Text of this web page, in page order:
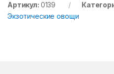
Артикул: 0139
Экзотические овощи